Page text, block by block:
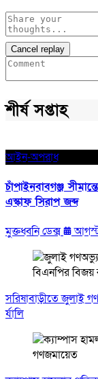
Cancel replay
শীর্ষ সপ্তাহ
আইন-অপরাধ
চাঁপাইনবাবগঞ্জ
এস্কাফ সিরাপ জব্দ
মুক্তধ্বনি ডেক্স
সরিষাবাড়ীতে জুলাই
র্যালি